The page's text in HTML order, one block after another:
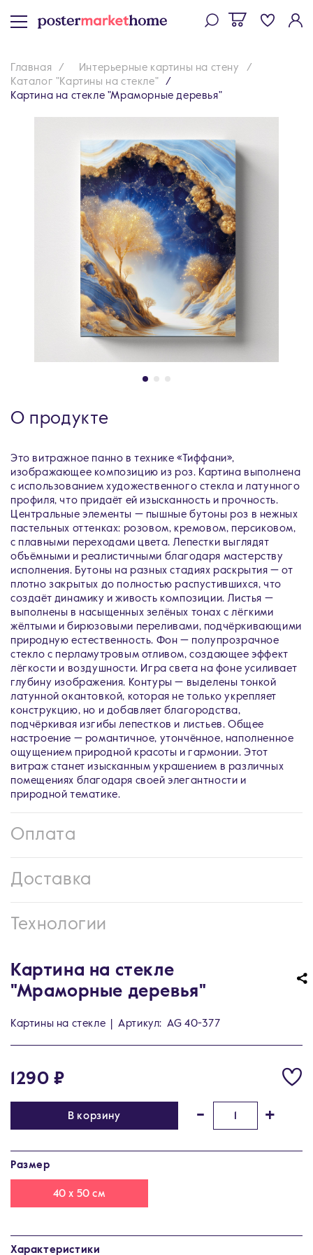
Главная
Интерьерные картины на стену
Каталог "Картины на стекле"
Картина на стекле "Мраморные деревья"
О продукте
Это витражное панно в технике «Тиффани»,
изображающее композицию из роз. Картина выполнена
с использованием художественного стекла и латунного
профиля, что придаёт ей изысканность и прочность.
Центральные элементы — пышные бутоны роз в нежных
пастельных оттенках: розовом, кремовом, персиковом,
с плавными переходами цвета. Лепестки выглядят
объёмными и реалистичными благодаря мастерству
исполнения. Бутоны на разных стадиях раскрытия — от
плотно закрытых до полностью распустившихся, что
создаёт динамику и живость композиции. Листья —
выполнены в насыщенных зелёных тонах с лёгкими
жёлтыми и бирюзовыми переливами, подчёркивающими
природную естественность. Фон — полупрозрачное
стекло с перламутровым отливом, создающее эффект
лёгкости и воздушности. Игра света на фоне усиливает
глубину изображения. Контуры — выделены тонкой
латунной окантовкой, которая не только укрепляет
конструкцию, но и добавляет благородства,
подчёркивая изгибы лепестков и листьев. Общее
настроение — романтичное, утончённое, наполненное
ощущением природной красоты и гармонии. Этот
витраж станет изысканным украшением в различных
помещениях благодаря своей элегантности и
природной тематике.
Оплата
Доставка
Технологии
Картина на стекле
"Мраморные деревья"
Картины на стекле Артикул: AG 40-377
1290 ₽
В корзину - +
Размер
40 х 50 см
Характеристики